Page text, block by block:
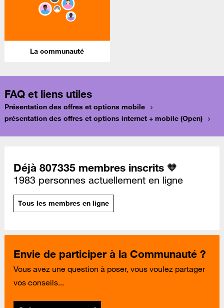
La communauté
FAQ et liens utiles
Présentation des offres et options mobile
présentation des offres et options internet + mobile (Open)
Déjà 807335 membres inscrits 🧡
1983 personnes actuellement en ligne
Tous les membres en ligne
Envie de participer à la Communauté ?
Vous avez une question à poser, vous voulez partager
vos conseils...